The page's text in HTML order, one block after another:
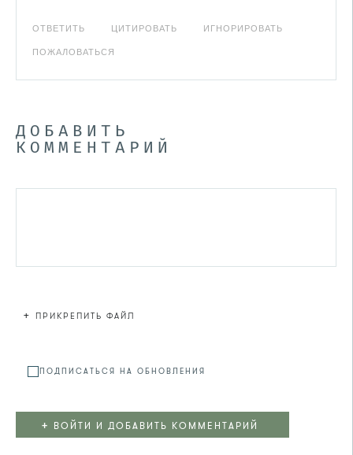
ОТВЕТИТЬ ЦИТИРОВАТЬ ИГНОРИРОВАТЬ
ПОЖАЛОВАТЬСЯ
ДОБАВИТЬ
КОММЕНТАРИЙ
+ ПРИКРЕПИТЬ ФАЙЛ
ПОДПИСАТЬСЯ НА ОБНОВЛЕНИЯ
+ ВОЙТИ И ДОБАВИТЬ КОММЕНТАРИЙ